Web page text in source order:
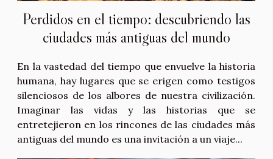
Perdidos en el tiempo: descubriendo las
ciudades más antiguas del mundo
En la vastedad del tiempo que envuelve la historia
humana, hay lugares que se erigen como testigos
silenciosos de los albores de nuestra civilización.
Imaginar las vidas y las historias que se
entretejieron en los rincones de las ciudades más
antiguas del mundo es una invitación a un viaje...